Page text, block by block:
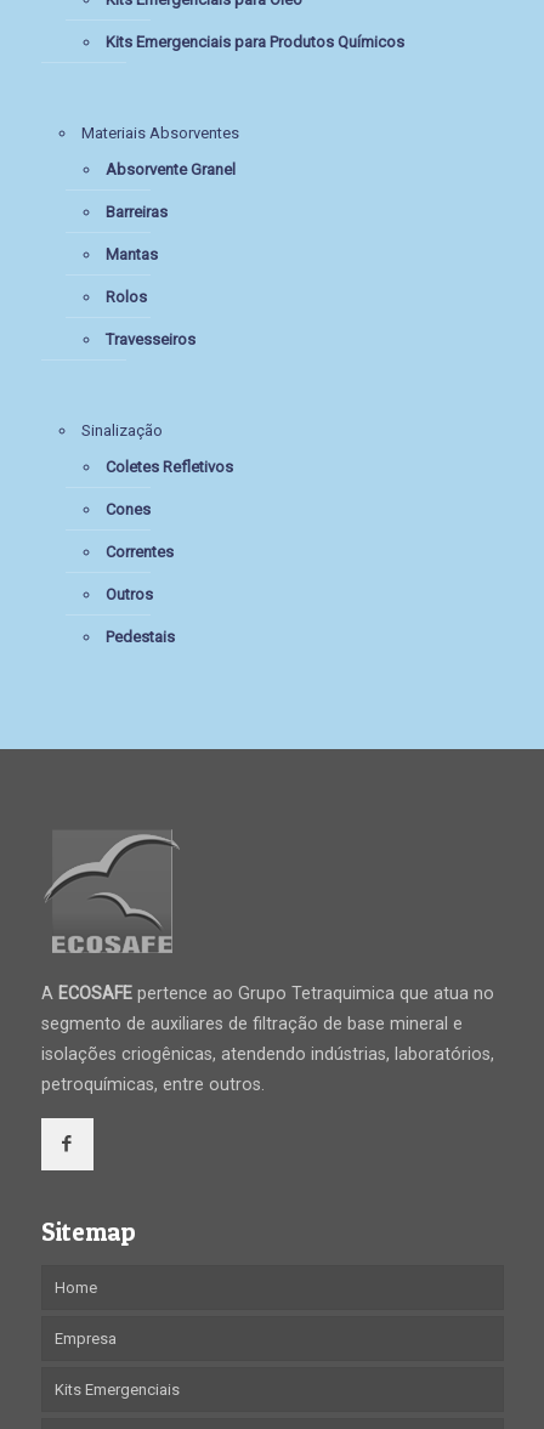
Kits Emergenciais para Produtos Químicos
Materiais Absorventes
Absorvente Granel
Barreiras
Mantas
Rolos
Travesseiros
Sinalização
Coletes Refletivos
Cones
Correntes
Outros
Pedestais
A ECOSAFEpertence ao Grupo Tetraquimica que atua no
segmento de auxiliares de filtração de base mineral e
isolações criogênicas, atendendo indústrias, laboratórios,
petroquímicas, entre outros.
Sitemap
Home
Empresa
Kits Emergenciais